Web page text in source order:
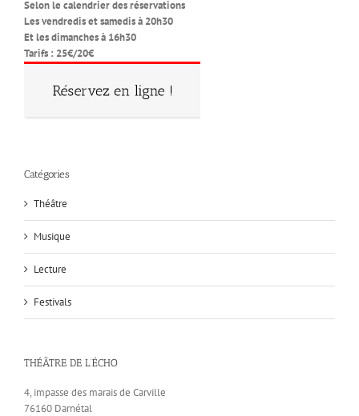
Selon le calendrier des réservations
Les vendredis et samedis à 20h30
Et les dimanches à 16h30
Tarifs : 25€/20€
Catégories
Théâtre
Musique
Lecture
Festivals
THÉÂTRE DE L’ÉCHO
4, impasse des marais de Carville
76160 Darnétal